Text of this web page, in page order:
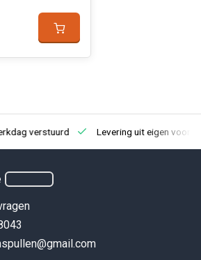
verstuurd Levering uit eigen